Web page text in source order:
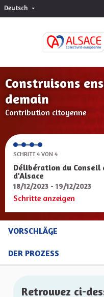
Deutsch Choisir la langue
Construisons
demain
Contribution citoyenne
SCHRITT 4 VON 4
Délibération du
d'Alsace
18/12/2023 - 19/12/2023
Schritte anzeigen
VORSCHLÄGE
DER PROZESS
Retrouvez ci-